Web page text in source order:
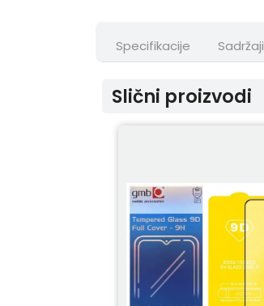
Specifikacije Sadržaji
Slični proizvodi